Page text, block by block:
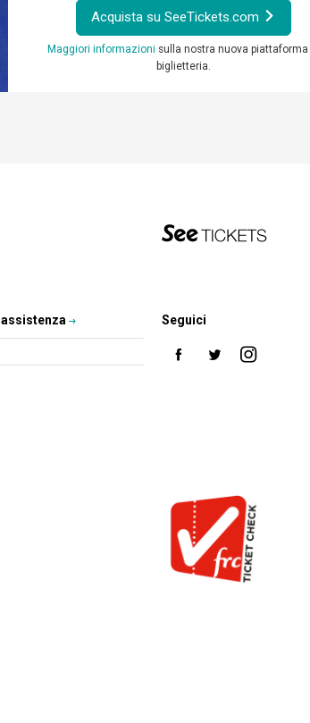
Acquista su SeeTickets.com
Maggiori informazioni sulla nostra nuova piattaforma
biglietteria.
Seguici